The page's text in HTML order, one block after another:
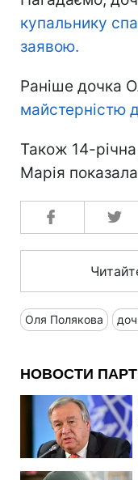
купальнику
заявою.
Раніше дочка
майстерністю
Також 14-
Марія
Оля Полякова